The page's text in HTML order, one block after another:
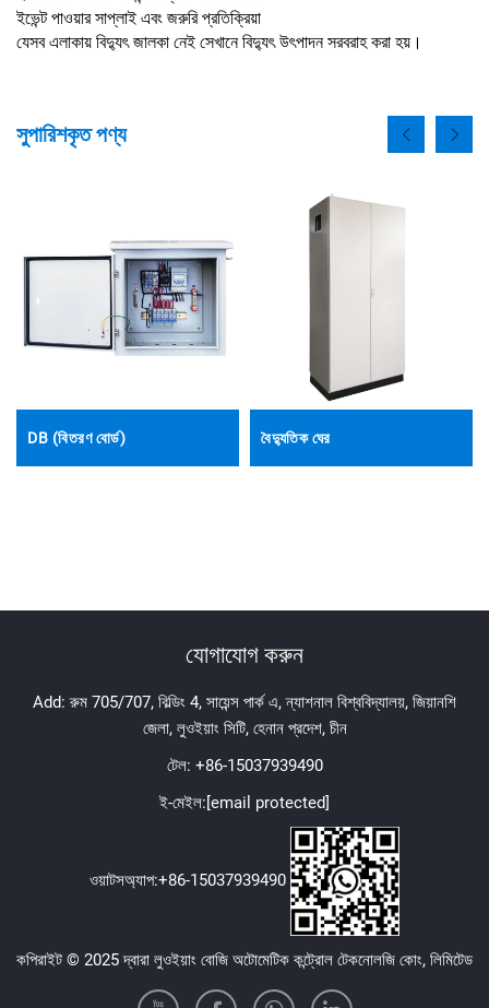
ইভেন্ট পাওয়ার সাপ্লাই এবং জরুরি প্রতিক্রিয়া
যেসব এলাকায় বিদ্যুৎ জালকা নেই সেখানে বিদ্যুৎ উৎপাদন সরবরাহ করা হয়।
সুপারিশকৃত পণ্য
DB (বিতরণ বোর্ড) বৈদ্যুতিক ঘের
যোগাযোগ করুন
Add: রুম 705/707, বিল্ডিং 4, সায়েন্স পার্ক এ, ন্যাশনাল বিশ্ববিদ্যালয়, জিয়ানশি
জেলা, লুওইয়াং সিটি, হেনান প্রদেশ, চীন
টেল: +86-15037939490
ই-মেইল:[email protected]
ওয়াটসঅ্যাপ:+86-15037939490
কপিরাইট © 2025 দ্বারা লুওইয়াং বোজি অটোমেটিক কন্ট্রোল টেকনোলজি কোং, লিমিটেড